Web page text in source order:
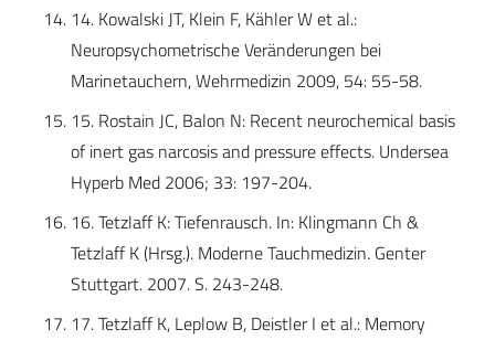
14. Kowalski JT, Klein F, Kähler W et al.:
Neuropsychometrische Veränderungen bei
Marinetauchern, Wehrmedizin 2009, 54: 55-58.
15. Rostain JC, Balon N: Recent neurochemical basis
of inert gas narcosis and pressure effects. Undersea
Hyperb Med 2006; 33: 197-204.
16. Tetzlaff K: Tiefenrausch. In: Klingmann Ch &
Tetzlaff K (Hrsg.). Moderne Tauchmedizin. Genter
Stuttgart. 2007. S. 243-248.
17. Tetzlaff K, Leplow B, Deistler I et al.: Memory